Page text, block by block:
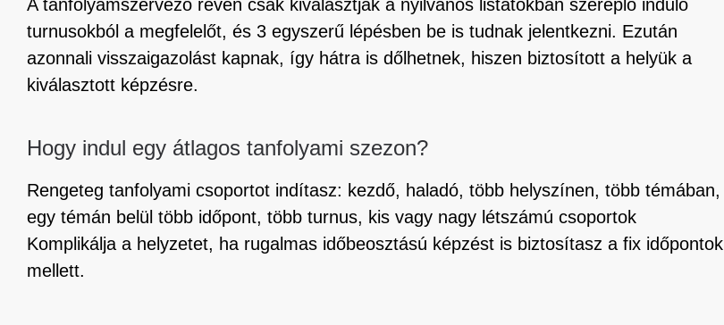
A tanfolyamszervező révén csak kiválasztják a nyilvános listátokban szereplő induló
turnusokból a megfelelőt, és 3 egyszerű lépésben be is tudnak jelentkezni. Ezután
azonnali visszaigazolást kapnak, így hátra is dőlhetnek, hiszen biztosított a helyük a
kiválasztott képzésre.
Hogy indul egy átlagos tanfolyami szezon?
Rengeteg tanfolyami csoportot indítasz: kezdő, haladó, több helyszínen, több témában,
egy témán belül több időpont, több turnus, kis vagy nagy létszámú csoportok
Komplikálja a helyzetet, ha rugalmas időbeosztású képzést is biztosítasz a fix időpontok
mellett.